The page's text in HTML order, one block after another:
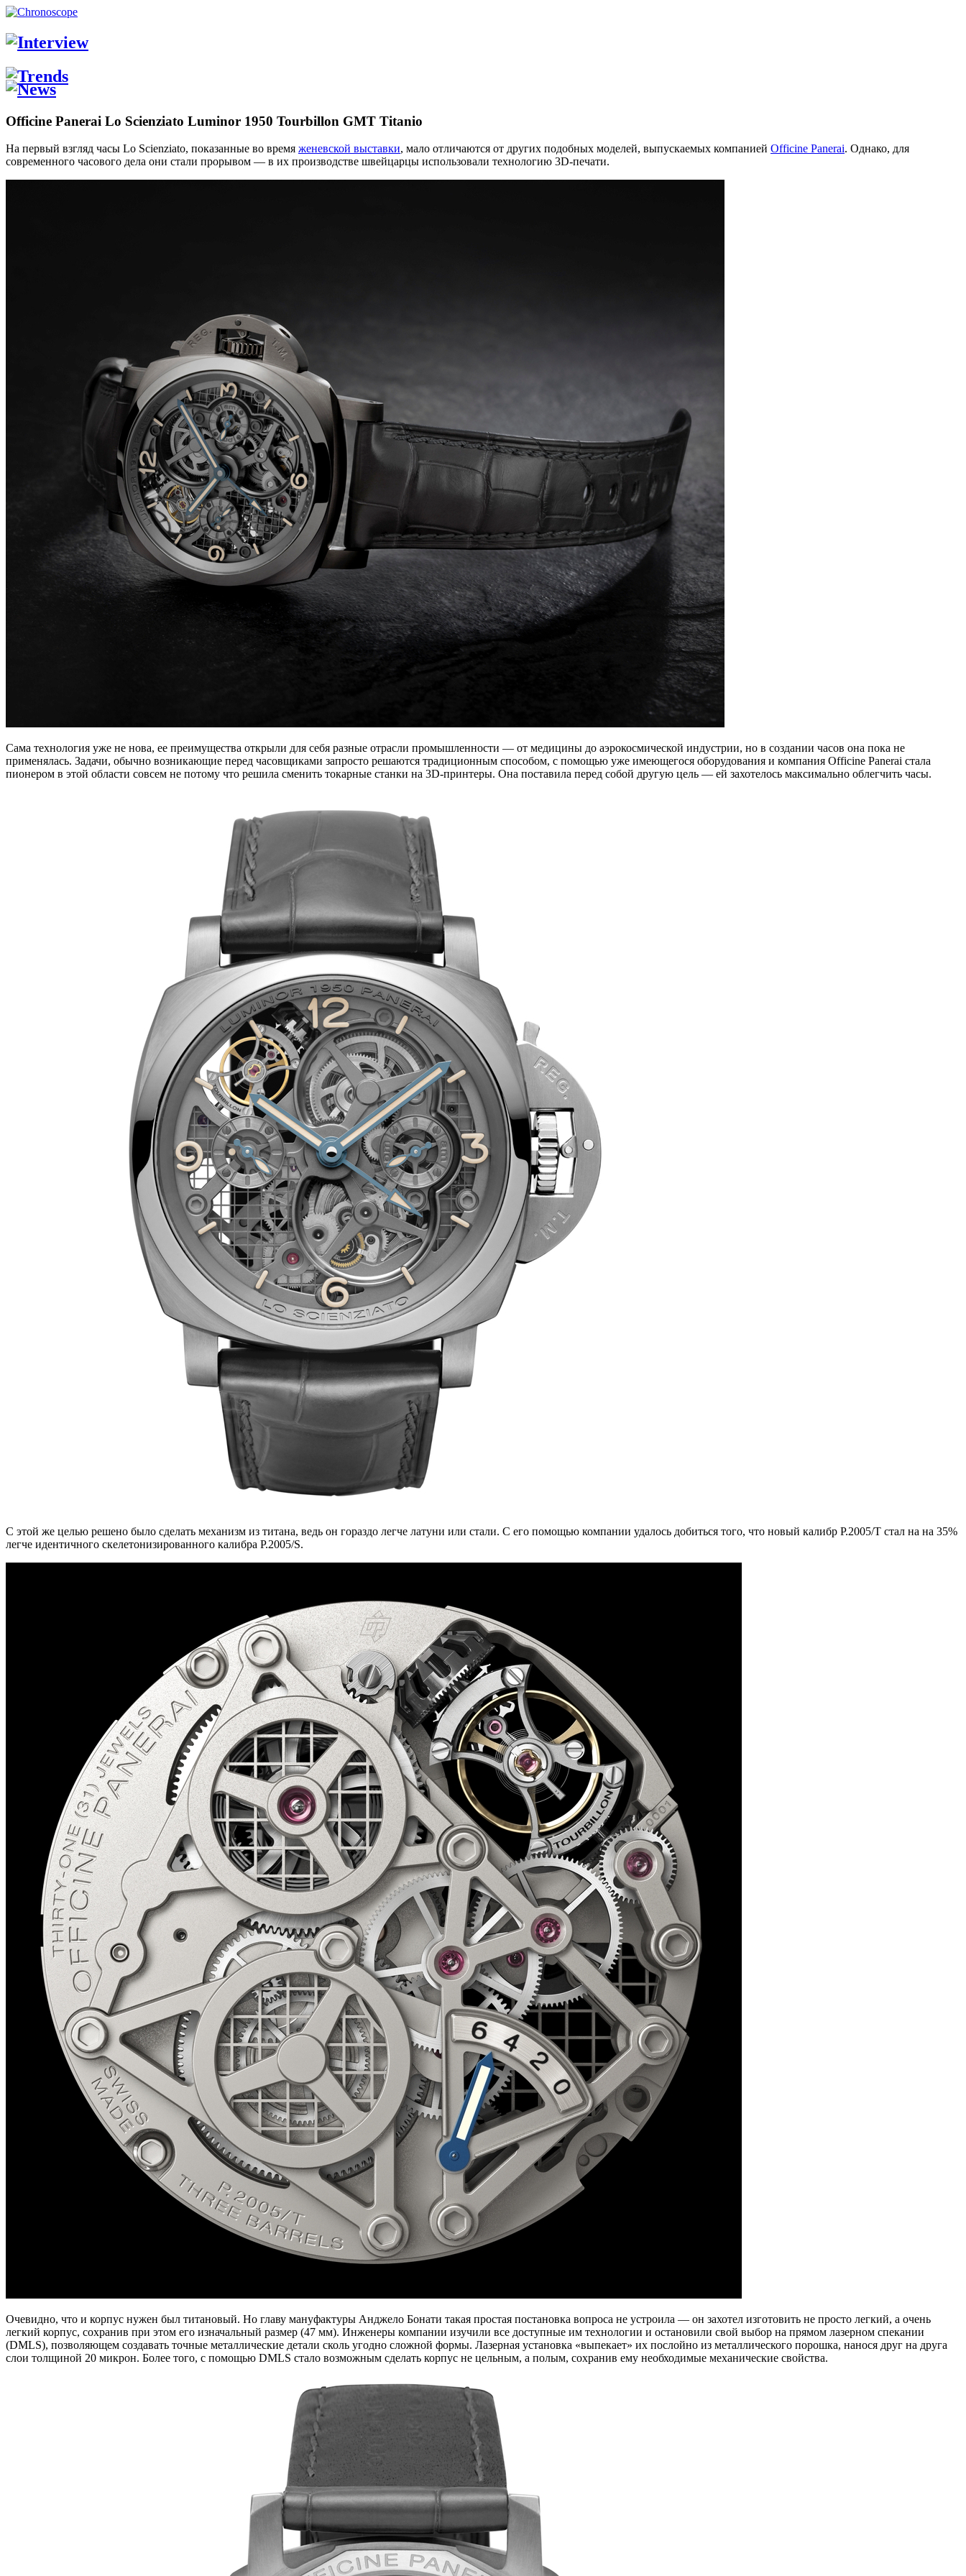
Officine Panerai Lo Scienziato Luminor 1950 Tourbillon GMT Titanio
На первый взгляд часы Lo Scienziato, показанные во время женевской выставки, мало отличаются от других подобных моделей, выпускаемых компанией Officine Panerai. Однако, для
современного часового дела они стали прорывом — в их производстве швейцарцы использовали технологию 3D-печати.
Сама технология уже не нова, ее преимущества открыли для себя разные отрасли промышленности — от медицины до аэрокосмической индустрии, но в создании часов она пока не
применялась. Задачи, обычно возникающие перед часовщиками запросто решаются традиционным способом, с помощью уже имеющегося оборудования и компания Officine Panerai стала
пионером в этой области совсем не потому что решила сменить токарные станки на 3D-принтеры. Она поставила перед собой другую цель — ей захотелось максимально облегчить часы.
С этой же целью решено было сделать механизм из титана, ведь он гораздо легче латуни или стали. С его помощью компании удалось добиться того, что новый калибр P.2005/T стал на на 35%
легче идентичного скелетонизированного калибра P.2005/S.
Очевидно, что и корпус нужен был титановый. Но главу мануфактуры Анджело Бонати такая простая постановка вопроса не устроила — он захотел изготовить не просто легкий, а очень
легкий корпус, сохранив при этом его изначальный размер (47 мм). Инженеры компании изучили все доступные им технологии и остановили свой выбор на прямом лазерном спекании
(DMLS), позволяющем создавать точные металлические детали сколь угодно сложной формы. Лазерная установка «выпекает» их послойно из металлического порошка, нанося друг на друга
слои толщиной 20 микрон. Более того, с помощью DMLS стало возможным сделать корпус не цельным, а полым, сохранив ему необходимые механические свойства.